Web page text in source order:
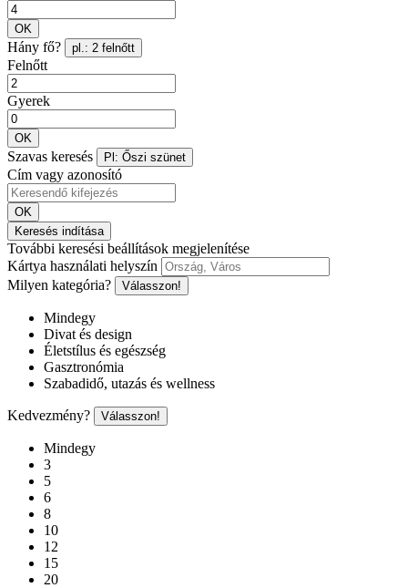
OK
Hány fő? pl.: 2 felnőtt
Felnőtt
Gyerek
OK
Szavas keresés Pl: Őszi szünet
Cím vagy azonosító
OK
Keresés indítása
További keresési beállítások megjelenítése
Kártya használati helyszín
Milyen kategória?
Válasszon!
Mindegy
Divat és design
Életstílus és egészség
Gasztronómia
Szabadidő, utazás és wellness
Kedvezmény? Válasszon!
Mindegy
3
5
6
8
10
12
15
20